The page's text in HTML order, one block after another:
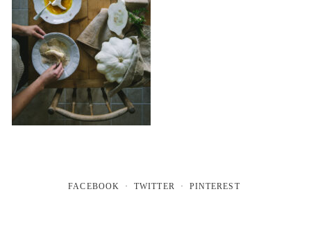
FACEBOOK TWITTER PINTEREST